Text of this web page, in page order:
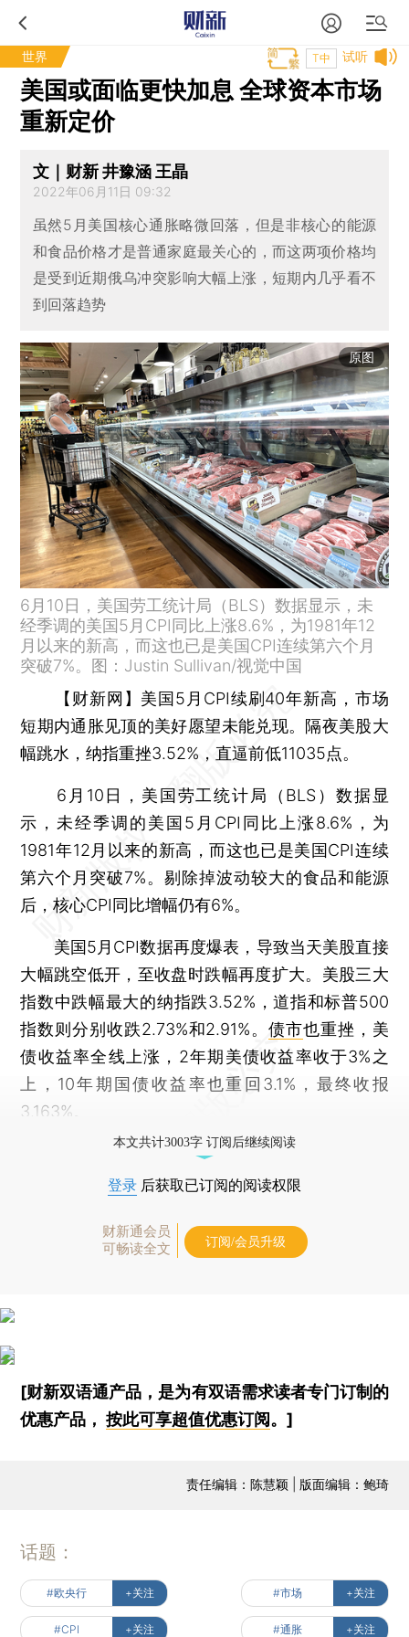
世界 试听
T中
美国或面临更快加息 全球资本市场
重新定价
文｜财新 井豫涵 王晶
2022年06月11日 09:32
虽然5月美国核心通胀略微回落，但是非核心的能源
和食品价格才是普通家庭最关心的，而这两项价格均
是受到近期俄乌冲突影响大幅上涨，短期内几乎看不
到回落趋势
原图
6月10日，美国劳工统计局（BLS）数据显示，未
经季调的美国5月CPI同比上涨8.6%，为1981年12
月以来的新高，而这也已是美国CPI连续第六个月
突破7%。图：Justin Sullivan/视觉中国
【财新网】 美国5月CPI续刷40年新高，市场
短期内通胀见顶的美好愿望未能兑现。隔夜美股大
幅跳水，纳指重挫3.52%，直逼前低11035点。
6月10日，美国劳工统计局（BLS）数据显
示，未经季调的美国5月CPI同比上涨8.6%，为
1981年12月以来的新高，而这也已是美国CPI连续
第六个月突破7%。剔除掉波动较大的食品和能源
后，核心CPI同比增幅仍有6%。
美国5月CPI数据再度爆表，导致当天美股直接
大幅跳空低开，至收盘时跌幅再度扩大。美股三大
指数中跌幅最大的纳指跌3.52%，道指和标普500
指数则分别收跌2.73%和2.91%。债市也重挫，美
债收益率全线上涨，2年期美债收益率收于3%之
上，10年期国债收益率也重回3.1%，最终收报
3.163%。
本文共计3003字 订阅后继续阅读
登录 后获取已订阅的阅读权限
财新通会员
可畅读全文
订阅/会员升级
[财新双语通产品，是为有双语需求读者专门订制的
优惠产品，按此可享超值优惠订阅。]
责任编辑：陈慧颖 | 版面编辑：鲍琦
话题：
#欧央行 +关注 #市场 +关注
#CPI +关注 #通胀 +关注